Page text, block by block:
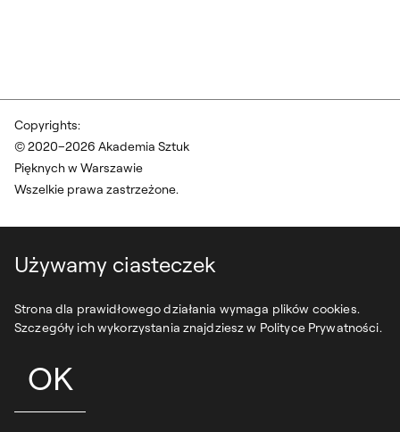
Używamy ciasteczek
Strona dla prawidłowego działania wymaga plików cookies.
Szczegóły ich wykorzystania znajdziesz w Polityce Prywatności.
OK
Copyrights:
© 2020–2026 Akademia Sztuk
Pięknych w Warszawie
Wszelkie prawa zastrzeżone.
projekt: syfonstudio
development: